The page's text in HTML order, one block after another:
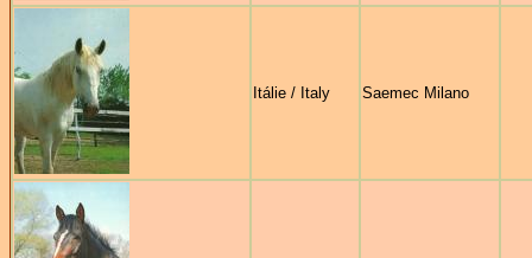
Itálie / Italy Saemec Milano